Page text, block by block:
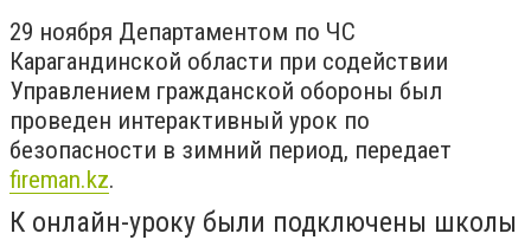
29 ноября Департаментом по ЧС
Карагандинской области при содействии
Управлением гражданской обороны был
проведен интерактивный урок по
безопасности в зимний период, передает
fireman.kz.
К онлайн-уроку были подключены школы